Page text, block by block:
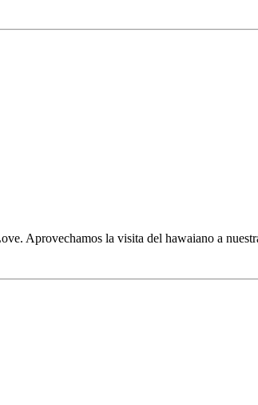
Aprovechamos la visita del hawaiano a